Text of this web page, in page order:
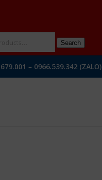
Search
– 0966.539.342 (ZALO)